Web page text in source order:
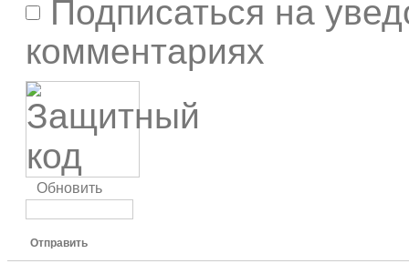
Подписаться на
комментариях
Обновить
Отправить